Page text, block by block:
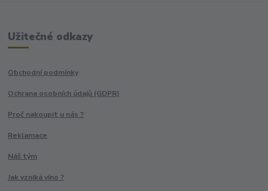
Užitečné odkazy
Obchodní podmínky
Ochrana osobních údajů (GDPR)
Proč nakoupit u nás ?
Reklamace
Náš tým
Jak vzniká víno ?